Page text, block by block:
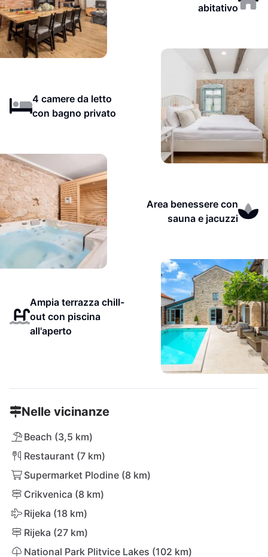
abitativo
4 camere da letto
con bagno privato
Area benessere con
sauna e jacuzzi
Ampia terrazza chill-
out con piscina
all'aperto
Nelle vicinanze
Beach (3,5 km)
Restaurant (7 km)
Supermarket Plodine (8 km)
Crikvenica (8 km)
Rijeka (18 km)
Rijeka (27 km)
National Park Plitvice Lakes (102 km)